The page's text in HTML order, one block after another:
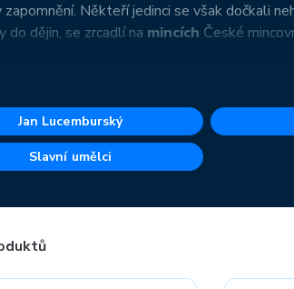
Někteří jedinci se však dočkali
do dějin, se zrcadlí na mincích České
Jan Lucemburský
Slavní umělci